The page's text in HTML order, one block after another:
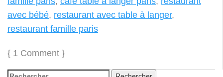
avec bébé, restaurant avec table à langer,
restaurant famille paris
{ 1 Comment }